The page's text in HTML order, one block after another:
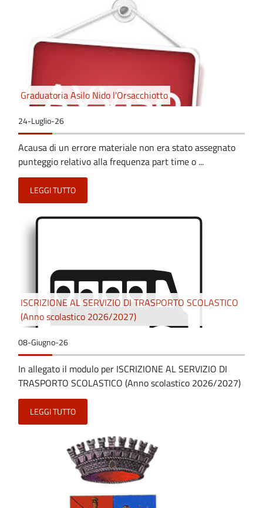
Graduatoria Asilo Nido l'Orsacchiotto
24-Luglio-26
Acausa di un errore materiale non era stato assegnato
punteggio relativo alla frequenza part time o ...
LEGGI TUTTO
ISCRIZIONE AL SERVIZIO DI TRASPORTO SCOLASTICO
(Anno scolastico 2026/2027)
08-Giugno-26
In allegato il modulo per ISCRIZIONE AL SERVIZIO DI
TRASPORTO SCOLASTICO (Anno scolastico 2026/2027)
LEGGI TUTTO